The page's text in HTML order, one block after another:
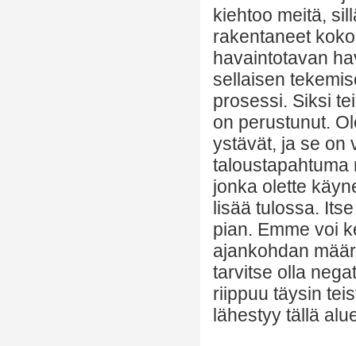
kiehtoo meitä,
rakentaneet
havaintotavan
sellaisen
prosessi. Siksi
on perustunut.
ystävät, ja se on
taloustapahtuma
jonka olette
lisää tulossa.
pian. Emme voi
ajankohdan
tarvitse olla
riippuu täysin
lähestyy tällä